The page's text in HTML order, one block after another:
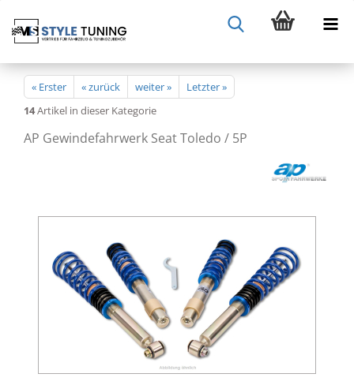
« Erster « zurück weiter »
Letzter »
14Artikel in dieser Kategorie
AP Gewindefahrwerk Seat Toledo / 5P